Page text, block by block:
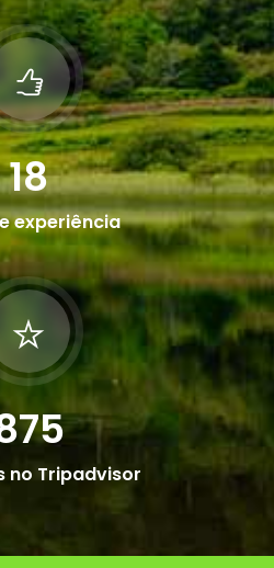
18
experiência
no Tripadvisor